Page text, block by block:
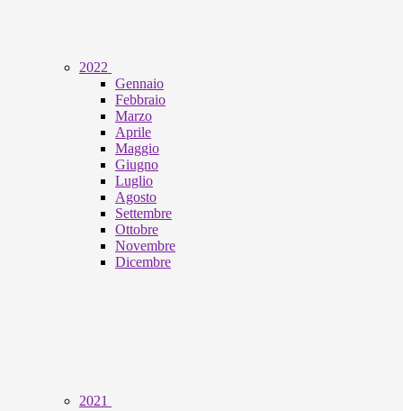
2022
Gennaio
Febbraio
Marzo
Aprile
Maggio
Giugno
Luglio
Agosto
Settembre
Ottobre
Novembre
Dicembre
2021